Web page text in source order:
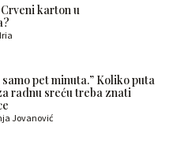
karton u
pet minuta.” Koliko puta
radnu sreću treba znati
Jovanović